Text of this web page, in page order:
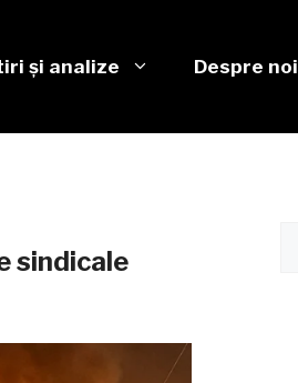
și analize Despre noi
sindicale